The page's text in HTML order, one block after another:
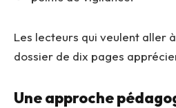
Les lecteurs qui veulent aller
dossier de dix pages
Une approche